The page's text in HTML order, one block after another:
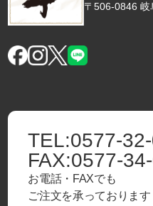
〒506-0846 岐
TEL:0577-
FAX:0577-
お電話・FAXでも
ご注文を承っております